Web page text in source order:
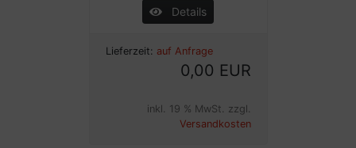
Details
Lieferzeit: auf Anfrage
0,00 EUR
inkl. 19 % MwSt. zzgl.
Versandkosten